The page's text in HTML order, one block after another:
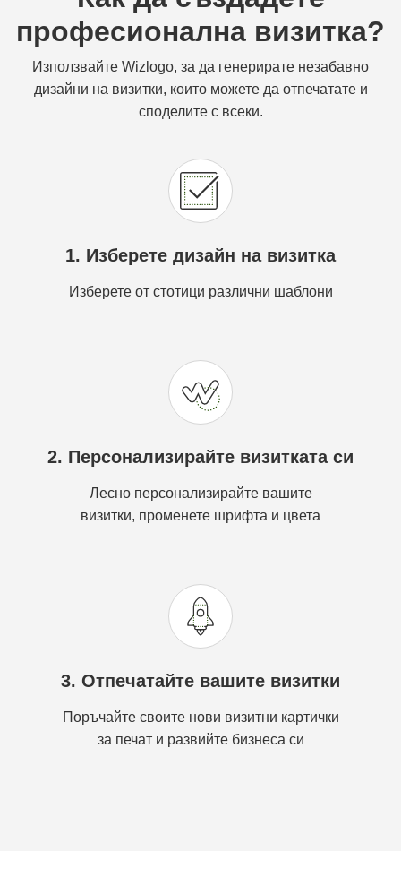
професионална визитка?
Използвайте Wizlogo, за да генерирате незабавно
дизайни на визитки, които можете да отпечатате и
споделите с всеки.
1. Изберете дизайн на визитка
Изберете от стотици различни шаблони
2. Персонализирайте визитката си
Лесно персонализирайте вашите
визитки, променете шрифта и цвета
3. Отпечатайте вашите визитки
Поръчайте своите нови визитни картички
за печат и развийте бизнеса си